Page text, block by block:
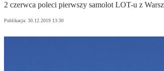
2 czerwca poleci pierwszy samolot LOT-u z
Publikacja: 30.12.2019 13:30